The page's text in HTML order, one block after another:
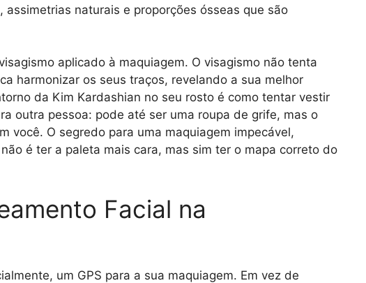
naturais e proporções ósseas que são
aplicado à maquiagem. O visagismo não tenta
harmonizar os seus traços, revelando a sua melhor
da Kim Kardashian no seu rosto é como tentar vestir
outra pessoa: pode até ser uma roupa de grife, mas o
você. O segredo para uma maquiagem impecável,
é ter a paleta mais cara, mas sim ter o mapa correto do
Facial na
um GPS para a sua maquiagem. Em vez de